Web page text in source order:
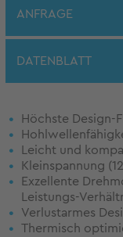
ANFRAGE
DATENBLATT
Höchste Design-
Leicht und
Kleinspannung
Exzellente
Leistungs-
Verlustarmes
Thermisch